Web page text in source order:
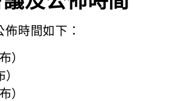
時間如下​：
）
）